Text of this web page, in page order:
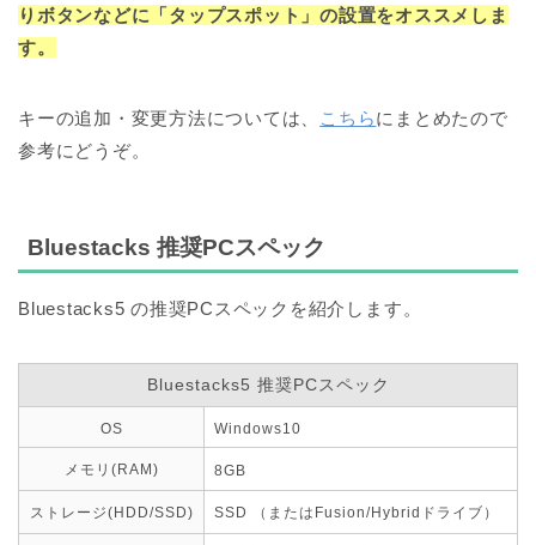
りボタンなどに 「タップスポット」の設置をオススメしま
す。
キーの追加・変更方法については、 こちらにまとめたので
参考にどうぞ。
Bluestacks 推奨PCスペック
Bluestacks5 の推奨PCスペックを紹介します。
Bluestacks5 推奨PCスペック
OS Windows10
メモリ(RAM) 8GB
ストレージ(HDD/SSD) SSD （またはFusion/Hybridドライブ）